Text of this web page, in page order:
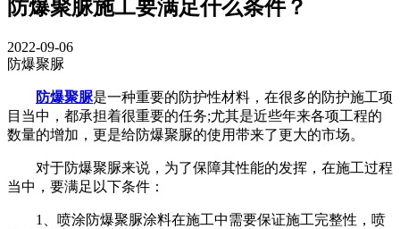
防爆聚脲施工要满足什么条件？
2022-09-06
防爆聚脲
防爆聚脲是一种重要的防护性材料，在很多的防护施工项
目当中，都承担着很重要的任务;尤其是近些年来各项工程的
数量的增加，更是给防爆聚脲的使用带来了更大的市场。
对于防爆聚脲来说，为了保障其性能的发挥，在施工过程
当中，要满足以下条件：
1、喷涂防爆聚脲涂料在施工中需要保证施工完整性，喷